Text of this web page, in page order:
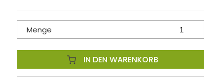
Menge
IN DEN WARENKORB